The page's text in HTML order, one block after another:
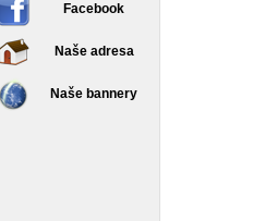
Facebook
Naše adresa
Naše bannery